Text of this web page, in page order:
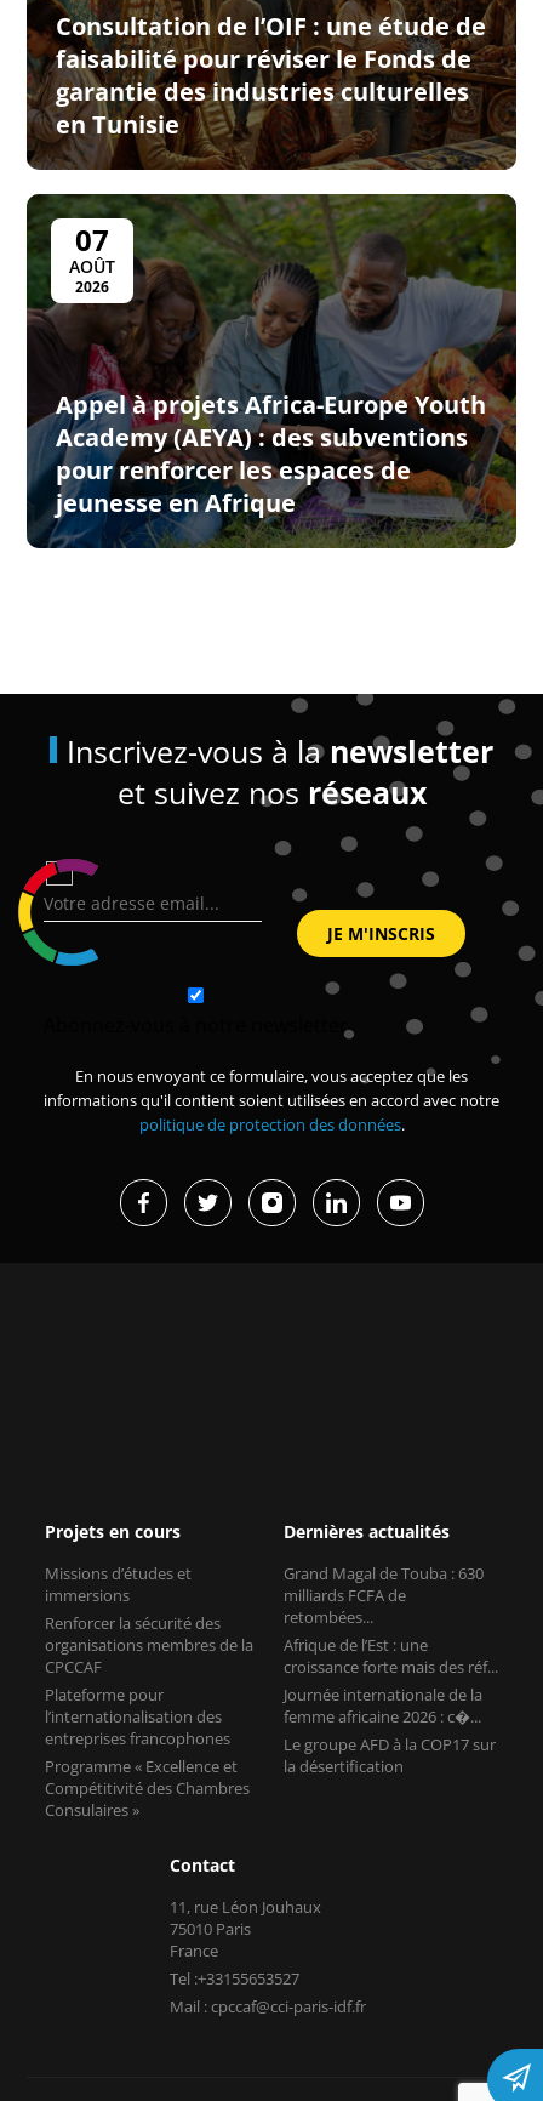
Consultation de l’OIF : une étude de
faisabilité pour réviser le Fonds de
garantie des industries culturelles
en Tunisie
07
AOÛT
2026
Appel à projets Africa-Europe Youth
Academy (AEYA) : des subventions
pour renforcer les espaces de
jeunesse en Afrique
Inscrivez-vous à lanewsletter
et suivez nos réseaux
Abonnez-vous à notre newsletter
En nous envoyant ce formulaire, vous acceptez que les
informations qu'il contient soient utilisées en accord avec notre
politique de protection des données.
Projets en cours
Missions d’études et
immersions
Renforcer la sécurité des
organisations membres de la
CPCCAF
Plateforme pour
l’internationalisation des
entreprises francophones
Programme « Excellence et
Compétitivité des Chambres
Consulaires »
Dernières actualités
Grand Magal de Touba : 630
milliards FCFA de
retombées...
Afrique de l’Est : une
croissance forte mais des réf...
Journée internationale de la
femme africaine 2026 : c�...
Le groupe AFD à la COP17 sur
la désertification
Contact
11, rue Léon Jouhaux
75010 Paris
France
Tel :+33155653527
Mail : cpccaf@cci-paris-idf.fr